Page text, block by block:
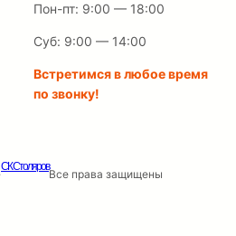
Пон-пт: 9:00 — 18:00
Суб: 9:00 — 14:00
Встретимся в любое время
по звонку!
СК Столяров
Все права защищены